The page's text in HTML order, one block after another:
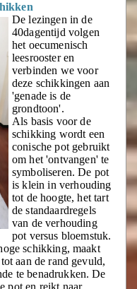
De lezingen in de
40dagentijd volgen
het oecumenisch
leesrooster en
verbinden we voor
deze schikkingen aan
'genade is de
grondtoon'.
Als basis voor de
schikking wordt een
conische pot gebruikt
om het 'ontvangen' te
symboliseren. De pot
is klein in verhouding
tot de hoogte, het tart
de standaardregels
van de verhouding
pot versus bloemstuk.
schikking, maakt
aan de rand gevuld,
te benadrukken. De
pot en reikt naar